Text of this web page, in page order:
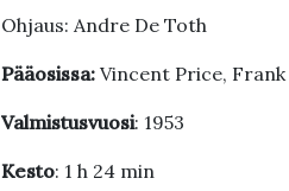
Ohjaus: Andre De Toth
Pääosissa:Vincent Price, Frank
Valmistusvuosi: 1953
Kesto: 1 h 24 min